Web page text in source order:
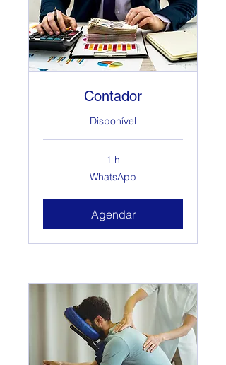
Contador
Disponível
1 h
WhatsApp
Agendar